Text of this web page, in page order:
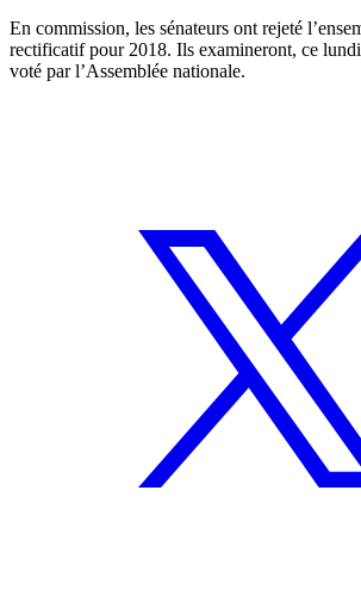
En commission, les sénateurs ont rejeté
rectificatif pour 2018. Ils examineront, ce
voté par l’Assemblée nationale.